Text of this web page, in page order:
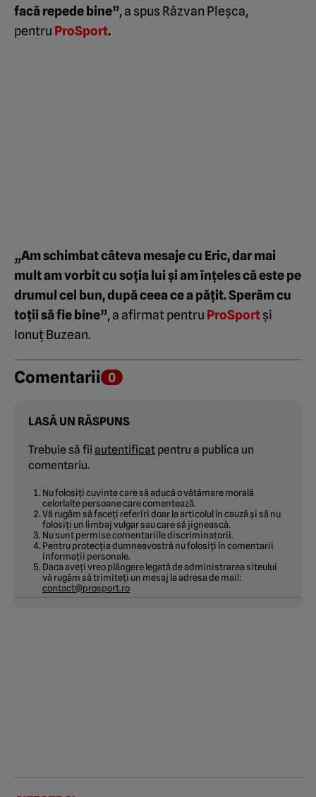
facă repede bine”, a spus Răzvan Pleșca,
pentru ProSport.
„Am schimbat câteva mesaje cu Eric, dar mai
mult am vorbit cu soția lui și am înțeles că este pe
drumul cel bun, după ceea ce a pățit. Sperăm cu
toții să fie bine”, a afirmat pentru ProSportși
Ionuț Buzean.
Comentarii 0
LASĂ UN RĂSPUNS
Trebuie să fii autentificat pentru a publica un
comentariu.
Nu folosiți cuvinte care să aducă o vătămare morală
celorlalte persoane care comentează.
Vă rugăm să faceți referiri doar la articolul în cauză și să nu
folosiți un limbaj vulgar sau care să jignească.
Nu sunt permise comentariile discriminatorii.
Pentru protecția dumneavostră nu folosiți în comentarii
informații personale.
Daca aveți vreo plângere legată de administrarea siteului
vă rugăm să trimiteți un mesaj la adresa de mail:
contact@prosport.ro